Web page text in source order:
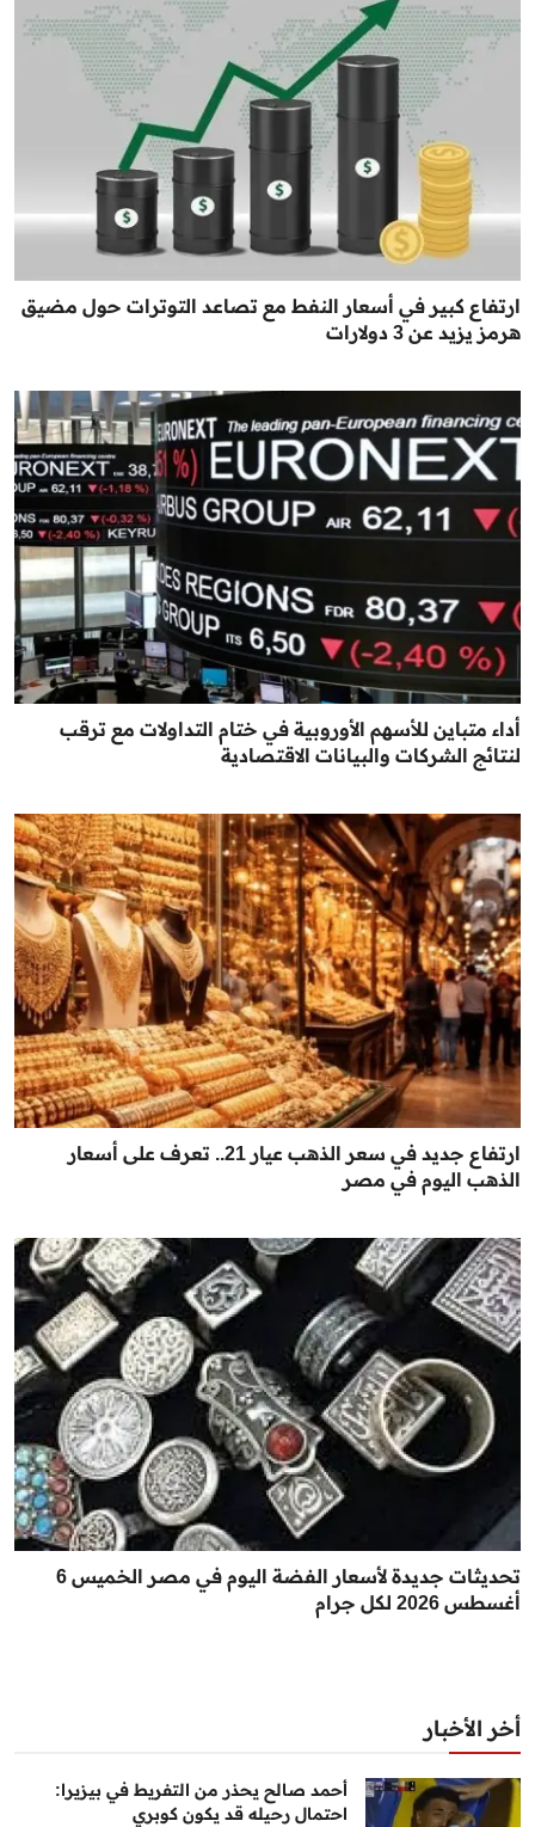
ارتفاع كبير في أسعار النفط مع تصاعد التوترات حول مضيق
هرمز يزيد عن 3 دولارات
أداء متباين للأسهم الأوروبية في ختام التداولات مع ترقب
لنتائج الشركات والبيانات الاقتصادية
ارتفاع جديد في سعر الذهب عيار 21.. تعرف على أسعار
الذهب اليوم في مصر
تحديثات جديدة لأسعار الفضة اليوم في مصر الخميس 6
أغسطس 2026 لكل جرام
أخر الأخبار
أحمد صالح يحذر من التفريط في بيزيرا:
احتمال رحيله قد يكون كوبري